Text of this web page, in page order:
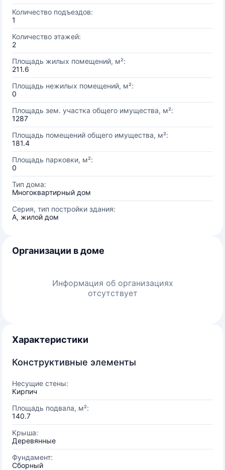
Количество подъездов:
1
Количество этажей:
2
Площадь жилых помещений, м²:
211.6
Площадь нежилых помещений, м²:
0
Площадь зем. участка общего имущества, м²:
1287
Площадь помещений общего имущества, м²:
181.4
Площадь парковки, м²:
0
Тип дома:
Многоквартирный дом
Серия, тип постройки здания:
А, жилой дом
Организации в доме
Информация об организациях
отсутствует
Характеристики
Конструктивные элементы
Несущие стены:
Кирпич
Площадь подвала, м²:
140.7
Крыша:
Деревянные
Фундамент:
Сборный